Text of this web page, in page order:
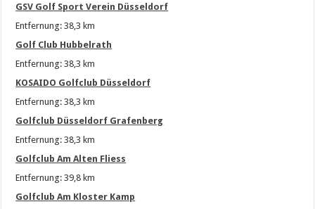
GSV Golf Sport Verein Düsseldorf
Entfernung: 38,3 km
Golf Club Hubbelrath
Entfernung: 38,3 km
KOSAIDO Golfclub Düsseldorf
Entfernung: 38,3 km
Golfclub Düsseldorf Grafenberg
Entfernung: 38,3 km
Golfclub Am Alten Fliess
Entfernung: 39,8 km
Golfclub Am Kloster Kamp